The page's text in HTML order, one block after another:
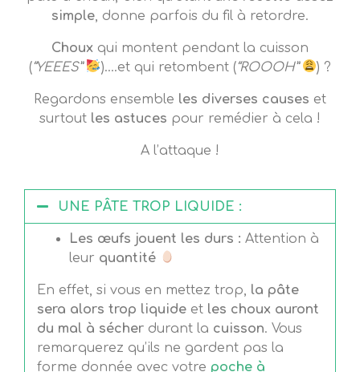
simple, donne parfois du fil à retordre.
Choux qui montent pendant la cuisson
(“YEEES” )….et qui retombent (“ROOOH” ) ?
Regardons ensemble les diverses causes et
surtout les astuces pour remédier à cela !
A l’attaque !
UNE PÂTE TROP LIQUIDE :
Les œufs jouent les durs : Attention à
leur quantité
En effet, si vous en mettez trop, la pâte
sera alors trop liquide et les choux auront
du mal à sécher durant la cuisson. Vous
remarquerez qu’ils ne gardent pas la
forme donnée avec votre poche à